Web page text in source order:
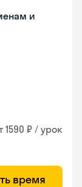
и
1590 ₽ / урок
время